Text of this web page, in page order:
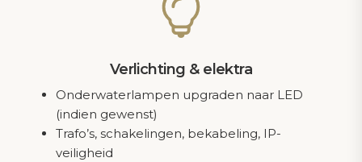
Verlichting & elektra
Onderwaterlampen upgraden naar LED
(indien gewenst)
Trafo’s, schakelingen, bekabeling, IP-
veiligheid